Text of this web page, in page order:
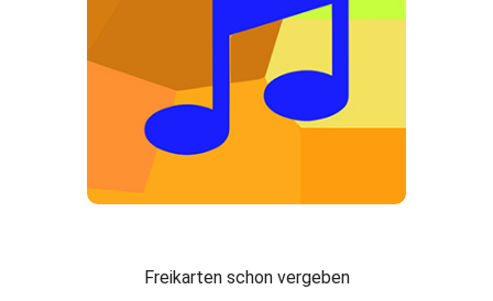
Freikarten schon vergeben